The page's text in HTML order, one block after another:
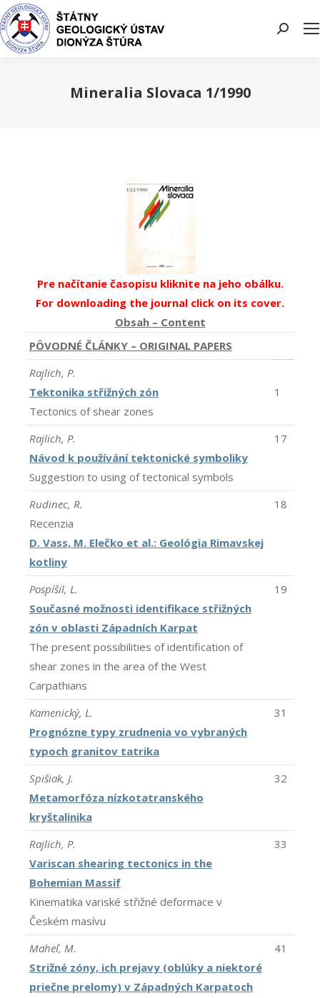
Search:
Mineralia Slovaca 1/1990
Pre načítanie časopisu kliknite na jeho obálku.
For downloading the journal click on its cover.
Obsah – Content
PÔVODNÉ ČLÁNKY – ORIGINAL PAPERS
Rajlich, P.
Tektonika střižných zón
Tectonics of shear zones
1
Rajlich, P.
Návod k používání tektonické symboliky
Suggestion to using of tectonical symbols
17
Rudinec, R.
Recenzia
D. Vass, M. Elečko et al.: Geológia Rimavskej
kotliny
18
Pospíšil, L.
Současné možnosti identifikace střižných
zón v oblasti Západních Karpat
The present possibilities of identification of
shear zones in the area of the West
Carpathians
19
Kamenický, L.
Prognózne typy zrudnenia vo vybraných
typoch granitov tatrika
31
Spišiak, J.
Metamorfóza nízkotatranského
kryštalinika
32
Rajlich, P.
Variscan shearing tectonics in the
Bohemian Massif
Kinematika variské střižné deformace v
Českém masívu
33
Maheľ, M.
Strižné zóny, ich prejavy (oblúky a niektoré
priečne prelomy) v Západných Karpatoch
41